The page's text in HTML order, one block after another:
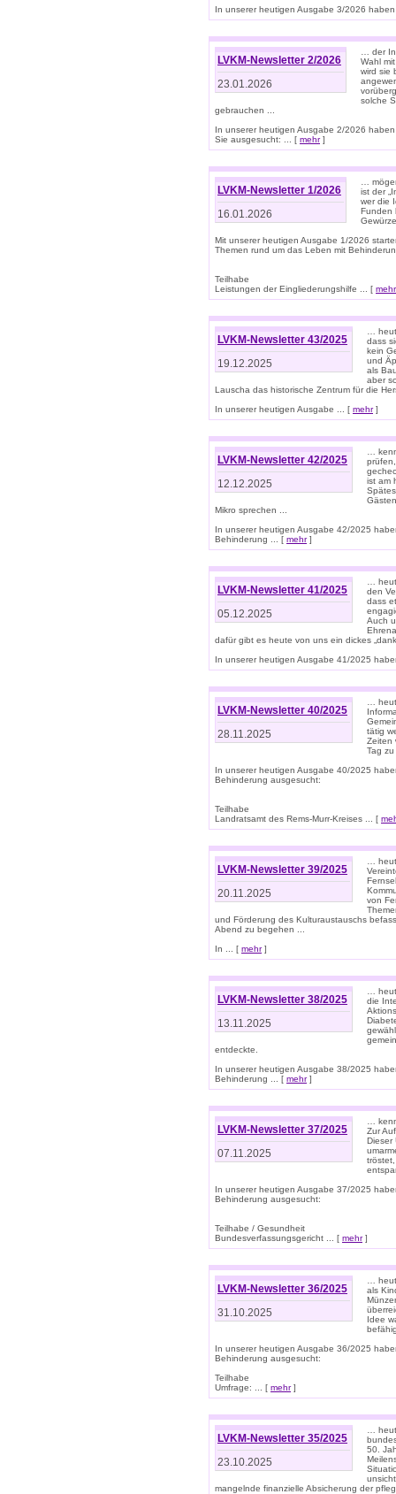
In unserer heutigen Ausgabe 3/2026
LVKM-Newsletter 2/2026
23.01.2026
… der
Wahl
wird sie
solche
gebrauchen ...
In unserer heutigen Ausgabe 2/2026
Sie ausgesucht: ... [ mehr]
LVKM-Newsletter 1/2026
16.01.2026
…
ist der
wer die
Funden
Mit unserer heutigen Ausgabe 1/2026
Themen rund um das Leben mit
Teilhabe
Leistungen der Eingliederungshilfe ... [ mehr
LVKM-Newsletter 43/2025
19.12.2025
…
dass
kein
und
als
aber
Lauscha das historische Zentrum für die
In unserer heutigen Ausgabe ... [ mehr]
LVKM-Newsletter 42/2025
12.12.2025
…
ist am
Mikro sprechen ...
In unserer heutigen Ausgabe 42/2025
Behinderung ... [ mehr]
LVKM-Newsletter 41/2025
05.12.2025
…
den
dass
Auch
dafür gibt es heute von uns ein dickes
In unserer heutigen Ausgabe 41/2025
LVKM-Newsletter 40/2025
28.11.2025
…
tätig
Zeiten
Tag
In unserer heutigen Ausgabe 40/2025
Behinderung ausgesucht:
Teilhabe
Landratsamt des Rems-Murr-Kreises ... [
LVKM-Newsletter 39/2025
20.11.2025
…
von
und Förderung des Kulturaustauschs
Abend zu begehen ...
In ... [ mehr]
LVKM-Newsletter 38/2025
13.11.2025
…
die
entdeckte.
In unserer heutigen Ausgabe 38/2025
Behinderung ... [ mehr]
LVKM-Newsletter 37/2025
07.11.2025
…
Zur
Dieser
In unserer heutigen Ausgabe 37/2025
Behinderung ausgesucht:
Teilhabe / Gesundheit
Bundesverfassungsgericht ... [ mehr]
LVKM-Newsletter 36/2025
31.10.2025
…
als
Idee
In unserer heutigen Ausgabe 36/2025
Behinderung ausgesucht:
Teilhabe
Umfrage: ... [ mehr]
LVKM-Newsletter 35/2025
23.10.2025
…
50.
mangelnde finanzielle Absicherung der